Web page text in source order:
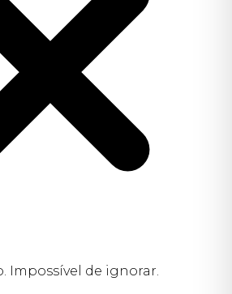
Impossível de ignorar.